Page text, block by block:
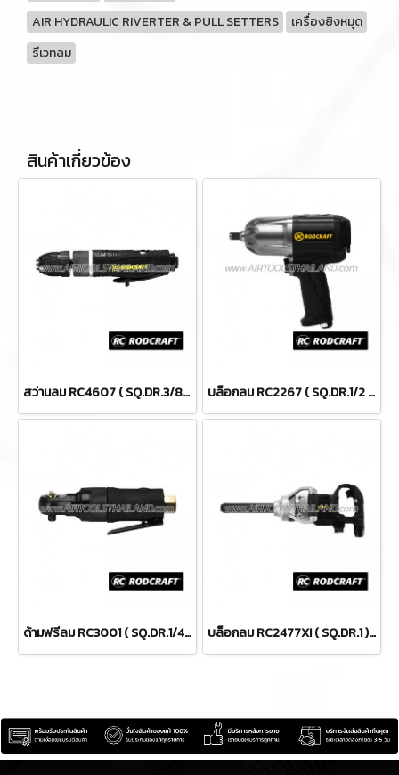
AIR HYDRAULIC RIVERTER & PULL SETTERS
เครื่องยิงหมุด
รีเวทลม
สินค้าเกี่ยวข้อง
สว่านลม RC4607 ( SQ.DR.3/8" ) AIR DRILLS บล็อกลม RC2267 ( SQ.DR.1/2 ) IMPACT WRENCHES
ด้ามฟรีลม RC3001 ( SQ.DR.1/4 ) AIR RATCHET บล็อกลม RC2477XI ( SQ.DR.1 ) IMPACT WRENCHES